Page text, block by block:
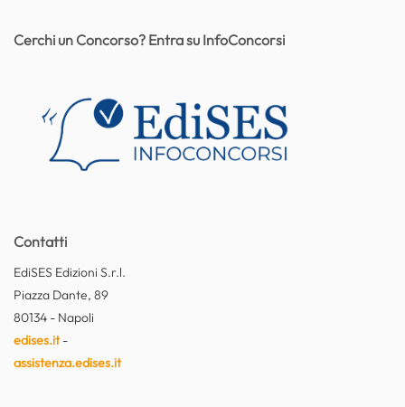
Contatti
EdiSES Edizioni S.r.l.
Piazza Dante, 89
80134 - Napoli
edises.it-
assistenza.edises.it
Cerchi un Concorso? Entra su InfoConcorsi